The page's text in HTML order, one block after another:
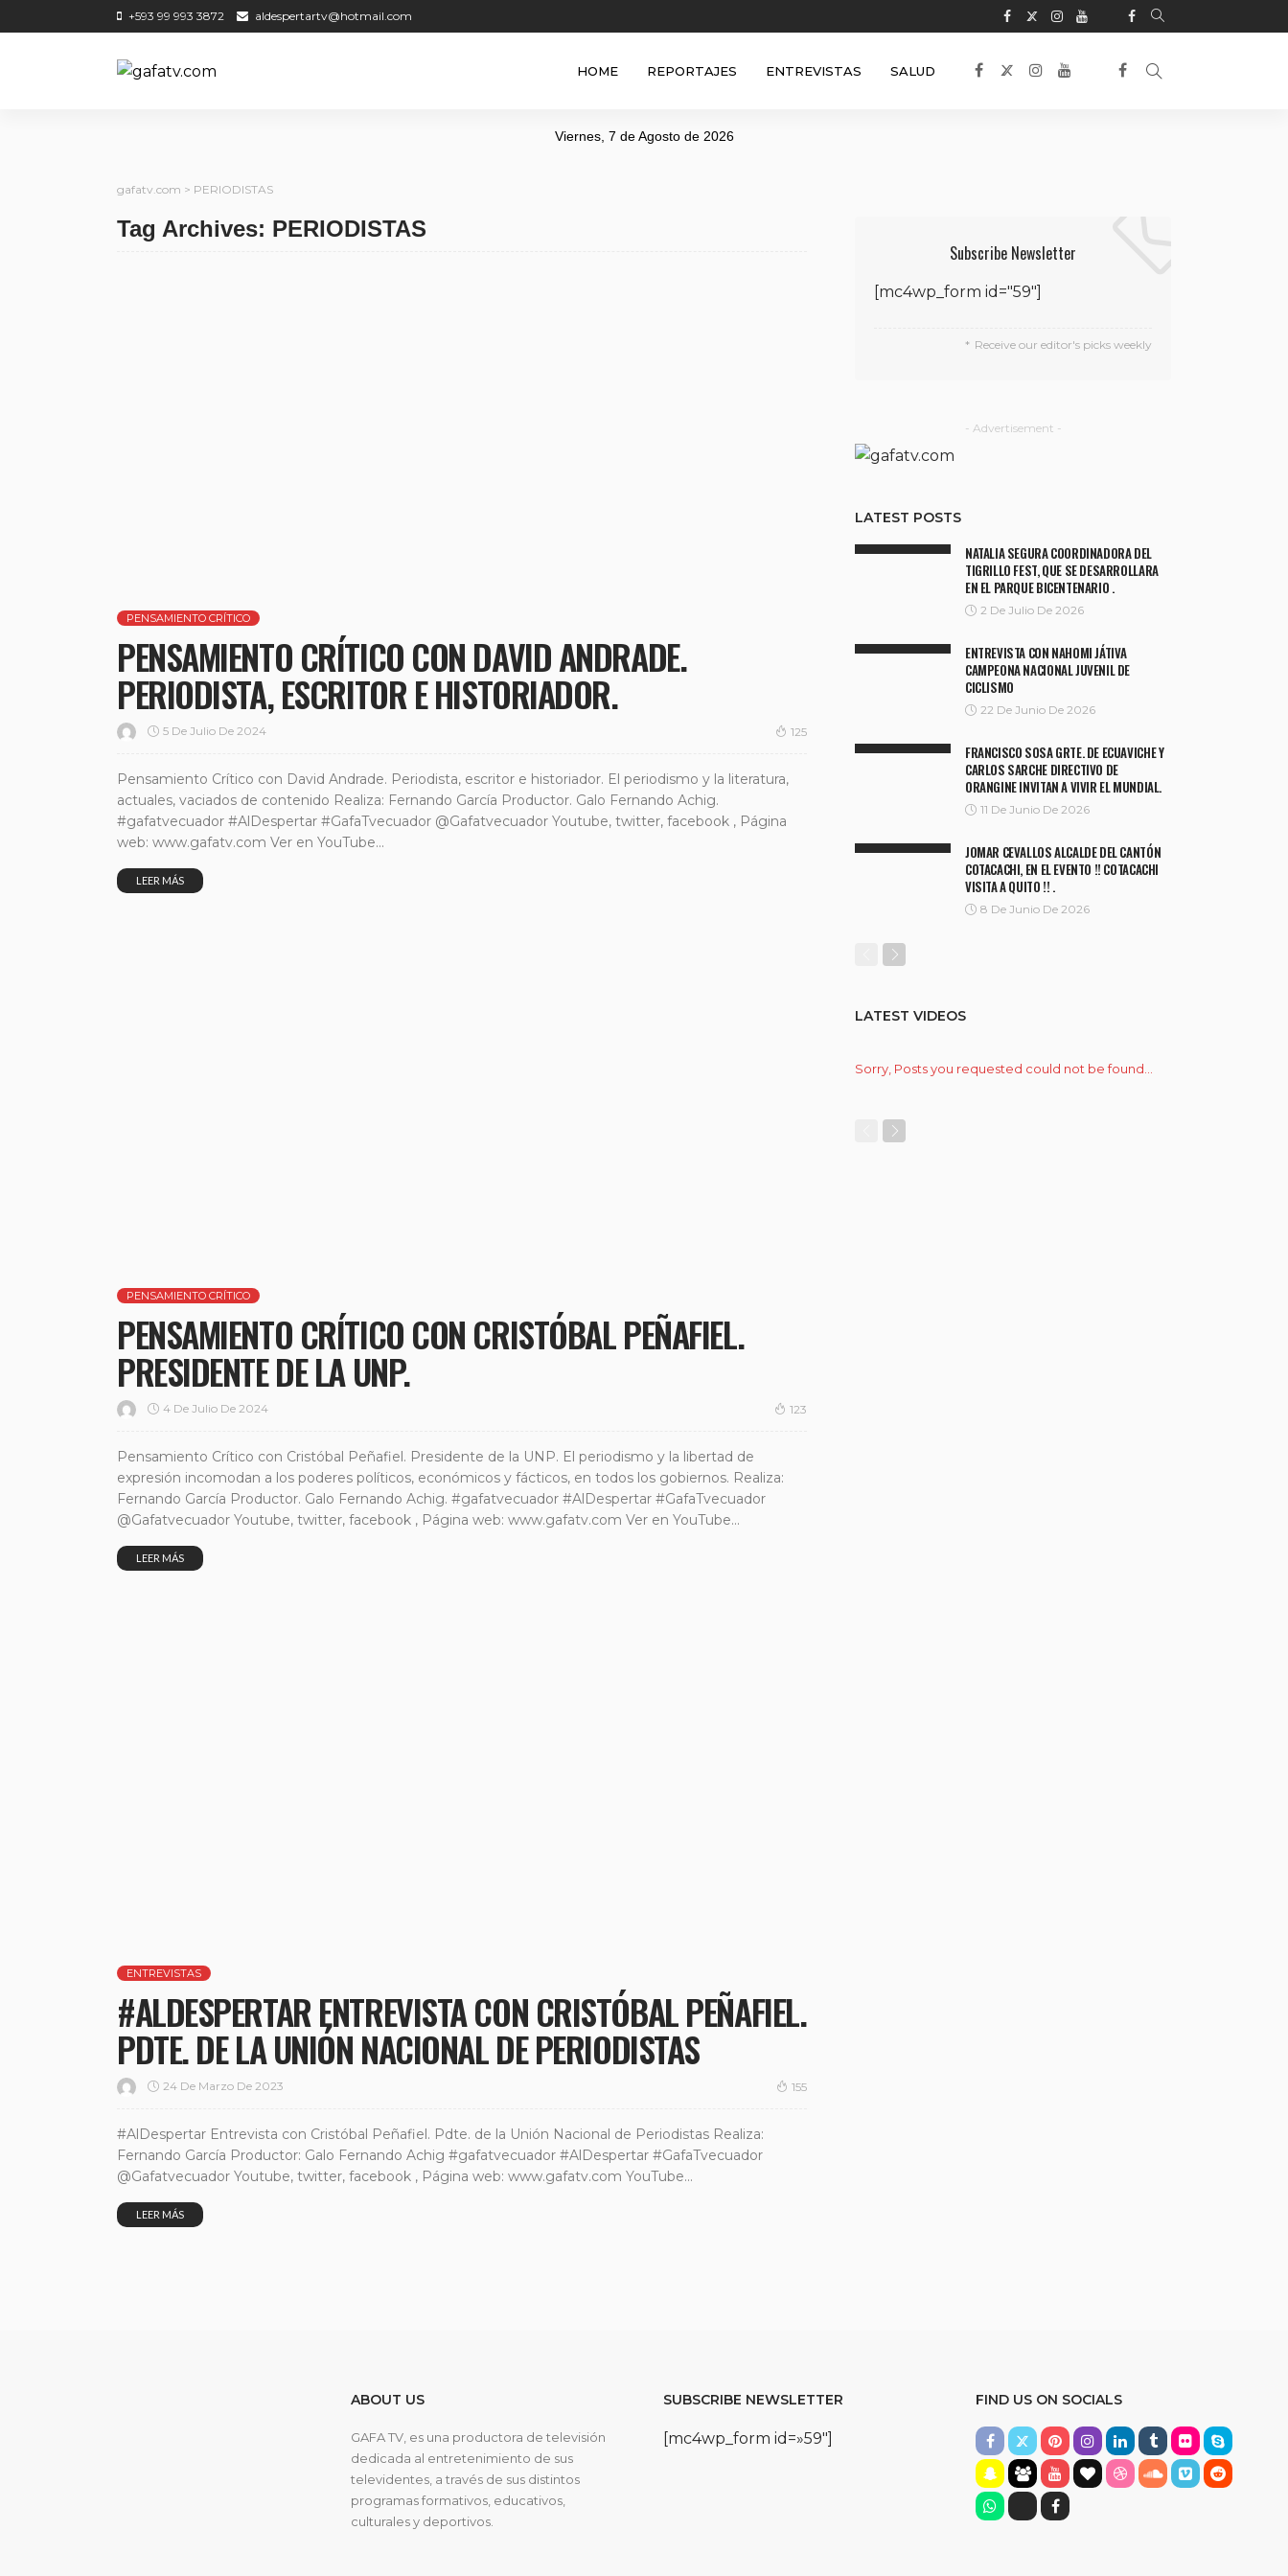
+593 99 993 3872 aldespertartv@hotmail.com
HOME REPORTAJES ENTREVISTAS SALUD
Viernes, 7 de Agosto de 2026
gafatv.com > PERIODISTAS
Tag Archives: PERIODISTAS
PENSAMIENTO CRÍTICO
PENSAMIENTO CRÍTICO CON DAVID ANDRADE.
PERIODISTA, ESCRITOR E HISTORIADOR.
5 De Julio De 2024 125
Pensamiento Crítico con David Andrade. Periodista, escritor e historiador. El periodismo y la literatura,
actuales, vaciados de contenido Realiza: Fernando García Productor. Galo Fernando Achig.
#gafatvecuador #AlDespertar #GafaTvecuador @Gafatvecuador Youtube, twitter, facebook , Página
web: www.gafatv.com Ver en YouTube...
LEER MÁS
PENSAMIENTO CRÍTICO
PENSAMIENTO CRÍTICO CON CRISTÓBAL PEÑAFIEL.
PRESIDENTE DE LA UNP.
4 De Julio De 2024 123
Pensamiento Crítico con Cristóbal Peñafiel. Presidente de la UNP. El periodismo y la libertad de
expresión incomodan a los poderes políticos, económicos y fácticos, en todos los gobiernos. Realiza:
Fernando García Productor. Galo Fernando Achig. #gafatvecuador #AlDespertar #GafaTvecuador
@Gafatvecuador Youtube, twitter, facebook , Página web: www.gafatv.com Ver en YouTube...
LEER MÁS
ENTREVISTAS
#ALDESPERTAR ENTREVISTA CON CRISTÓBAL PEÑAFIEL.
PDTE. DE LA UNIÓN NACIONAL DE PERIODISTAS
24 De Marzo De 2023 155
#AlDespertar Entrevista con Cristóbal Peñafiel. Pdte. de la Unión Nacional de Periodistas Realiza:
Fernando García Productor: Galo Fernando Achig #gafatvecuador #AlDespertar #GafaTvecuador
@Gafatvecuador Youtube, twitter, facebook , Página web: www.gafatv.com YouTube...
LEER MÁS
Subscribe Newsletter
[mc4wp_form id="59"]
Receive our editor's picks weekly
- Advertisement -
LATEST POSTS
NATALIA SEGURA COORDINADORA DEL
TIGRILLO FEST, QUE SE DESARROLLARA
EN EL PARQUE BICENTENARIO .
2 De Julio De 2026
ENTREVISTA CON NAHOMI JÁTIVA
CAMPEONA NACIONAL JUVENIL DE
CICLISMO
22 De Junio De 2026
FRANCISCO SOSA GRTE. DE ECUAVICHE Y
CARLOS SARCHE DIRECTIVO DE
ORANGINE INVITAN A VIVIR EL MUNDIAL.
11 De Junio De 2026
JOMAR CEVALLOS ALCALDE DEL CANTÓN
COTACACHI, EN EL EVENTO !! COTACACHI
VISITA A QUITO !! .
8 De Junio De 2026
LATEST VIDEOS
Sorry, Posts you requested could not be found...
ABOUT US
GAFA TV, es una productora de televisión
dedicada al entretenimiento de sus
televidentes, a través de sus distintos
programas formativos, educativos,
culturales y deportivos.
SUBSCRIBE NEWSLETTER
[mc4wp_form id=»59″]
FIND US ON SOCIALS